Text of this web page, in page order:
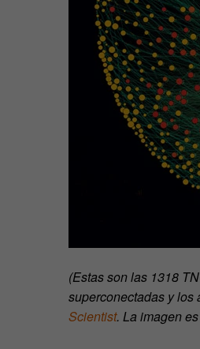
(Estas son las 1318
superconectadas y los
Scientist. La imagen